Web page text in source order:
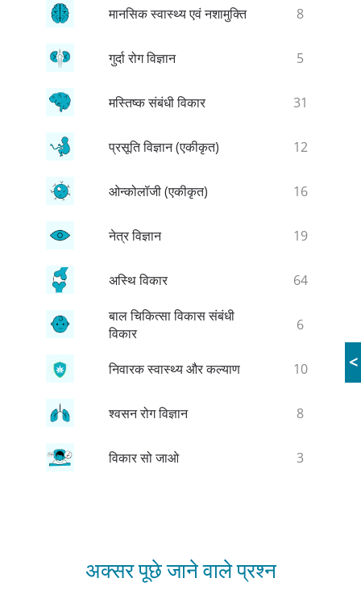
<
मानसिक स्वास्थ्य एवं नशामुक्ति 8
गुर्दा रोग विज्ञान 5
मस्तिष्क संबंधी विकार 31
प्रसूति विज्ञान (एकीकृत) 12
ओन्कोलॉजी (एकीकृत) 16
नेत्र विज्ञान 19
अस्थि विकार
64
बाल चिकित्सा विकास संबंधी
विकार
6
निवारक स्वास्थ्य और कल्याण 10
श्वसन रोग विज्ञान 8
विकार सो जाओ 3
अक्सर पूछे जाने वाले प्रश्न